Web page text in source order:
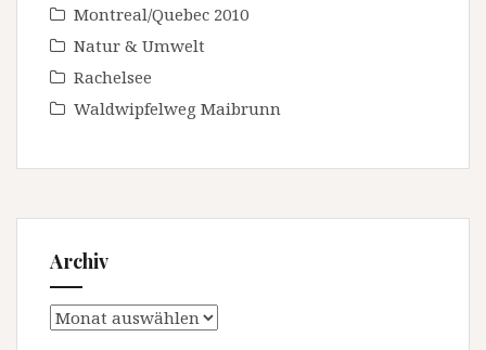
Montreal/Quebec 2010
Natur & Umwelt
Rachelsee
Waldwipfelweg Maibrunn
Archiv
Archiv